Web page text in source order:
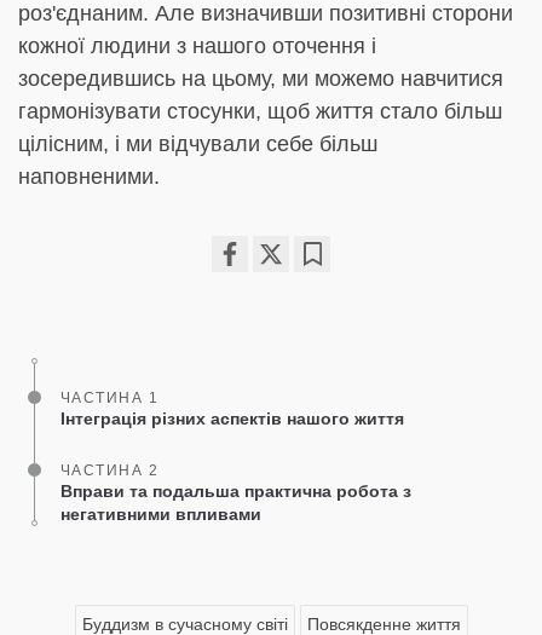
роз'єднаним. Але визначивши позитивні сторони
кожної людини з нашого оточення і
зосередившись на цьому, ми можемо навчитися
гармонізувати стосунки, щоб життя стало більш
цілісним, і ми відчували себе більш
наповненими.
ЧАСТИНА 1
Інтеграція різних аспектів нашого життя
ЧАСТИНА 2
Вправи та подальша практична робота з
негативними впливами
Буддизм в сучасному світі Повсякденне життя